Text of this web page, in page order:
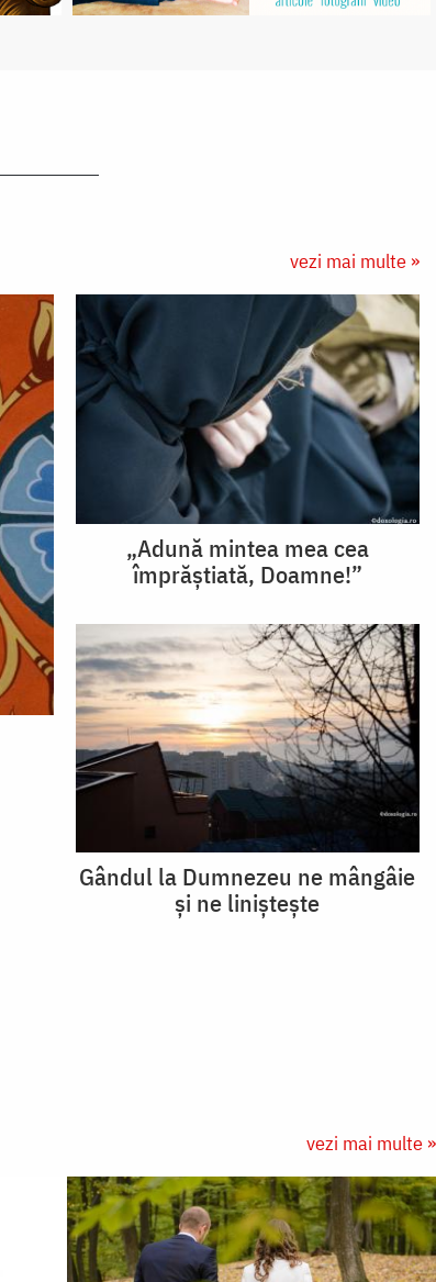
vezi mai multe »
„Adună mintea mea cea
împrăștiată, Doamne!”
Gândul la Dumnezeu ne mângâie
și ne liniștește
vezi mai multe »